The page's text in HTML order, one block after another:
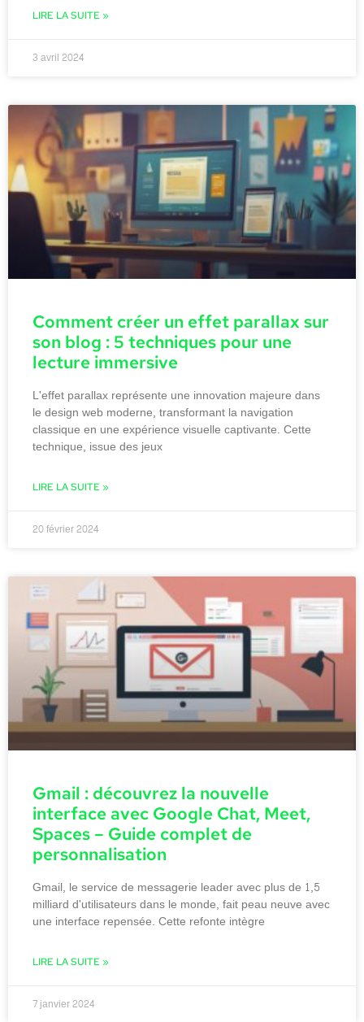
LIRE LA SUITE »
3 avril 2024
Comment créer un effet parallax sur
son blog : 5 techniques pour une
lecture immersive
L'effet parallax représente une innovation majeure dans
le design web moderne, transformant la navigation
classique en une expérience visuelle captivante. Cette
technique, issue des jeux
LIRE LA SUITE »
20 février 2024
Gmail : découvrez la nouvelle
interface avec Google Chat, Meet,
Spaces – Guide complet de
personnalisation
Gmail, le service de messagerie leader avec plus de 1,5
milliard d'utilisateurs dans le monde, fait peau neuve avec
une interface repensée. Cette refonte intègre
LIRE LA SUITE »
7 janvier 2024